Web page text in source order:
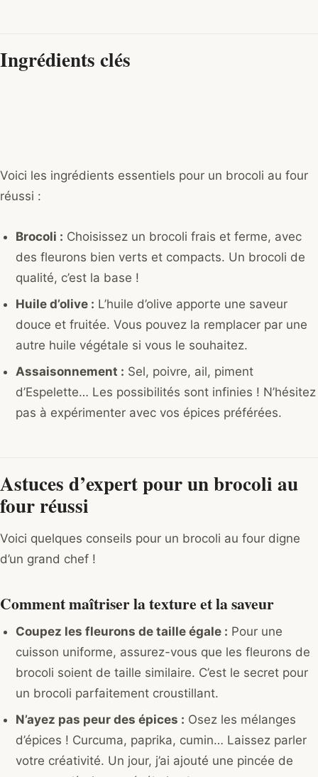
Ingrédients clés
Voici les ingrédients essentiels pour un brocoli au four
réussi :
Brocoli : Choisissez un brocoli frais et ferme, avec
des fleurons bien verts et compacts. Un brocoli de
qualité, c’est la base !
Huile d’olive : L’huile d’olive apporte une saveur
douce et fruitée. Vous pouvez la remplacer par une
autre huile végétale si vous le souhaitez.
Assaisonnement : Sel, poivre, ail, piment
d’Espelette… Les possibilités sont infinies ! N’hésitez
pas à expérimenter avec vos épices préférées.
Astuces d’expert pour un brocoli au
four réussi
Voici quelques conseils pour un brocoli au four digne
d’un grand chef !
Comment maîtriser la texture et la saveur
Coupez les fleurons de taille égale : Pour une
cuisson uniforme, assurez-vous que les fleurons de
brocoli soient de taille similaire. C’est le secret pour
un brocoli parfaitement croustillant.
N’ayez pas peur des épices : Osez les mélanges
d’épices ! Curcuma, paprika, cumin… Laissez parler
votre créativité. Un jour, j’ai ajouté une pincée de